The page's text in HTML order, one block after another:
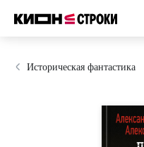
Историческая фантастика